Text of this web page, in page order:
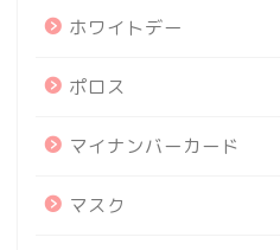
ホワイトデー
ポロス
マイナンバーカード
マスク